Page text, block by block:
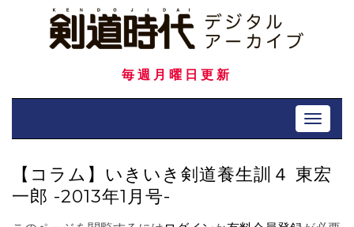
毎週月曜日更新
Toggle
【コラム】いきいき剣道養生訓４ 東宏
一郎 -2013年1月号-